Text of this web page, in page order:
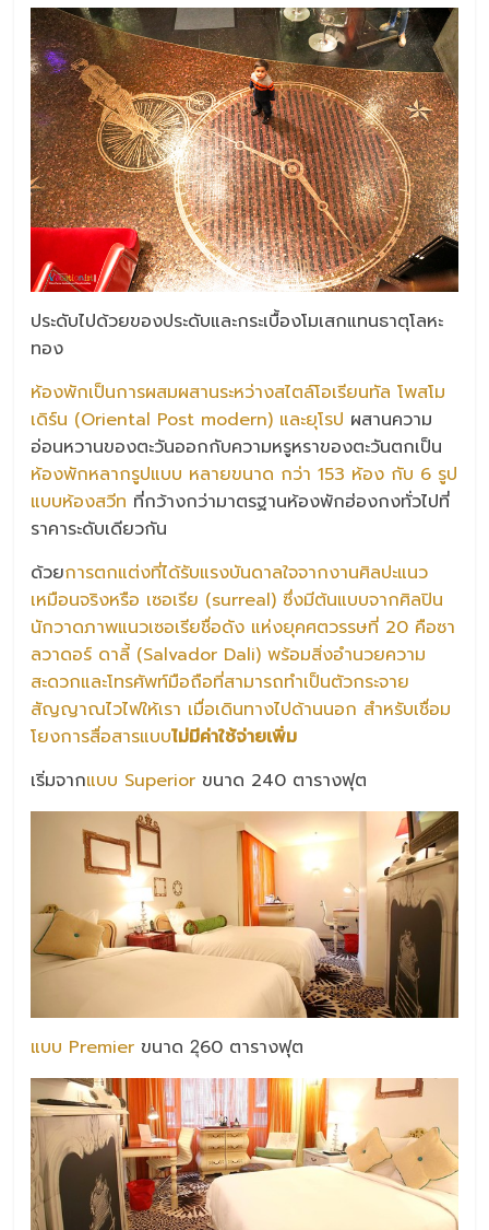
ประดับไปด้วยของประดับและกระเบื้องโมเสกแทนธาตุโลหะ
ทอง
ห้องพักเป็นการผสมผสานระหว่างสไตล์โอเรียนทัล โพสโม
เดิร์น (Oriental Post modern) และยุโรป ผสานความ
อ่อนหวานของตะวันออกกับความหรูหราของตะวันตกเป็น
ห้องพักหลากรูปแบบ หลายขนาด กว่า 153 ห้อง กับ 6 รูป
แบบห้องสวีท ที่กว้างกว่ามาตรฐานห้องพักฮ่องกงทั่วไปที่
ราคาระดับเดียวกัน
ด้วยการตกแต่งที่ได้รับแรงบันดาลใจจากงานศิลปะแนว
เหมือนจริงหรือ เซอเรีย (surreal) ซึ่งมีต้นแบบจากศิลปิน
นักวาดภาพแนวเซอเรียชื่อดัง แห่งยุคศตวรรษที่ 20 คือซา
ลวาดอร์ ดาลี้ (Salvador Dali) พร้อมสิ่งอำนวยความ
สะดวกและโทรศัพท์มือถือที่สามารถทำเป็นตัวกระจาย
สัญญาณไวไฟให้เรา เมื่อเดินทางไปด้านนอก สำหรับเชื่อม
โยงการสื่อสารแบบไม่มีค่าใช้จ่ายเพิ่ม
เริ่มจากแบบ Superior ขนาด 240 ตารางฟุต
แบบ Premier ขนาด 2ุ60 ตารางฟุต